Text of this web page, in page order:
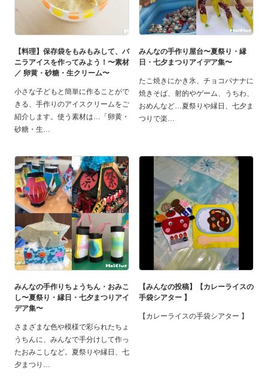
【料理】保存袋をもみもみして、バ
ニラアイスを作ってみよう！〜素材
／ 卵黄・砂糖・生クリーム〜
小さな子どもと簡単に作ることがで
きる、手作りのアイスクリームをご
紹介します。使う素材は…「卵黄・
砂糖・生
みんなの手作り屋台〜夏祭り・縁
日・七夕まつりアイデア集〜
たこ焼きにかき氷、チョコバナナに
焼きそば、射的やゲーム、うちわ、
おめんなど…夏祭りや縁日、七夕ま
つりで楽
みんなの手作りちょうちん・おみこ
し〜夏祭り・縁日・七夕まつりアイ
デア集〜
さまざまな色や模様で彩られたちょ
うちんに、みんなで手分けして作っ
たおみこしなど。夏祭りや縁日、七
夕まつり
【みんなの投稿】【カレーライスの
手袋シアター 】
【カレーライスの手袋シアター 】